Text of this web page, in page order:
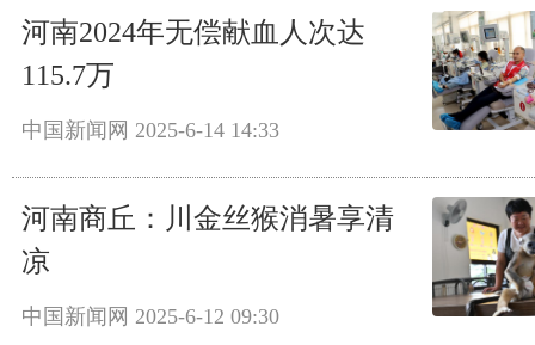
河南2024年无偿献血人次达
115.7万
中国新闻网 2025-6-14 14:33
河南商丘：川金丝猴消暑享清
凉
中国新闻网 2025-6-12 09:30